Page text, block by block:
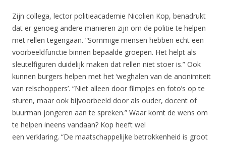
Zijn collega, lector politieacademie Nicolien Kop, benadrukt
dat er genoeg andere manieren zijn om de politie te helpen
met rellen tegengaan. “Sommige mensen hebben echt een
voorbeeldfunctie binnen bepaalde groepen. Het helpt als
sleutelfiguren duidelijk maken dat rellen niet stoer is.” Ook
kunnen burgers helpen met het ‘weghalen van de anonimiteit
van relschoppers’. “Niet alleen door filmpjes en foto’s op te
sturen, maar ook bijvoorbeeld door als ouder, docent of
buurman jongeren aan te spreken.” Waar komt de wens om
te helpen ineens vandaan? Kop heeft wel
een verklaring. “De maatschappelijke betrokkenheid is groot